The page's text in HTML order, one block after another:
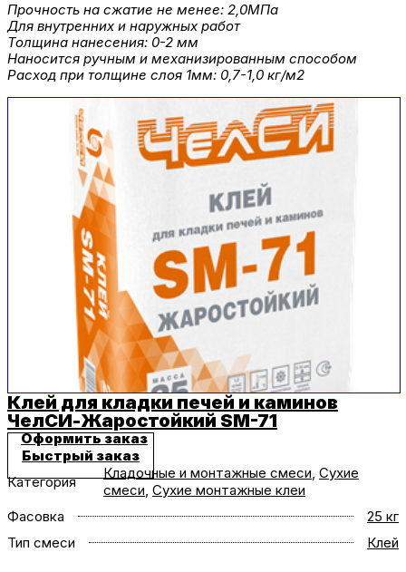
Прочность на сжатие не менее: 2,0МПа
Для внутренних и наружных работ
Толщина нанесения: 0-2 мм
Наносится ручным и механизированным способом
Расход при толщине слоя 1мм: 0,7-1,0 кг/м2
Клей для кладки печей и каминов
ЧелСИ-Жаростойкий SM-71
Оформить заказ
Быстрый заказ
Категория
Кладочные и монтажные смеси, Сухие
смеси, Сухие монтажные клеи
Фасовка
25 кг
Тип смеси
Клей